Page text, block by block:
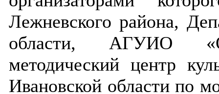
Лежневского района,
области, АГУИО
методический центр
Ивановской области по